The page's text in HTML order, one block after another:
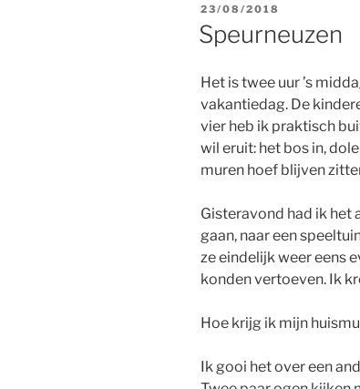
GEPLAATST
OP
23/08/2018
Speurneuzen
Het is twee uur ’s
vakantiedag. De
vier heb ik praktisch
wil eruit: het bos in,
muren hoef blijven
Gisteravond had ik het
gaan, naar een
ze eindelijk weer eens
konden vertoeven. Ik
Hoe krijg ik mijn
Ik gooi het over een